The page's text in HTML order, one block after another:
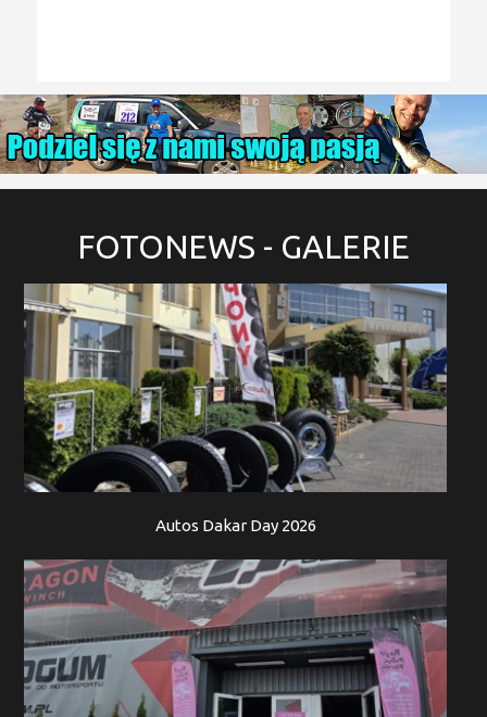
FOTONEWS - GALERIE
Autos Dakar Day 2026